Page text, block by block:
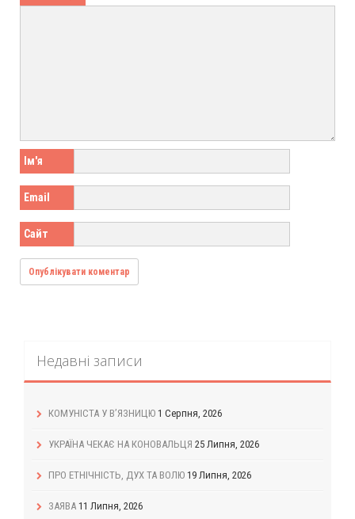
Ім'я
Email
Сайт
Недавні записи
КОМУНІСТА У В’ЯЗНИЦЮ 1 Серпня, 2026
УКРАЇНА ЧЕКАЄ НА КОНОВАЛЬЦЯ 25 Липня, 2026
ПРО ЕТНІЧНІСТЬ, ДУХ ТА ВОЛЮ 19 Липня, 2026
ЗАЯВА 11 Липня, 2026